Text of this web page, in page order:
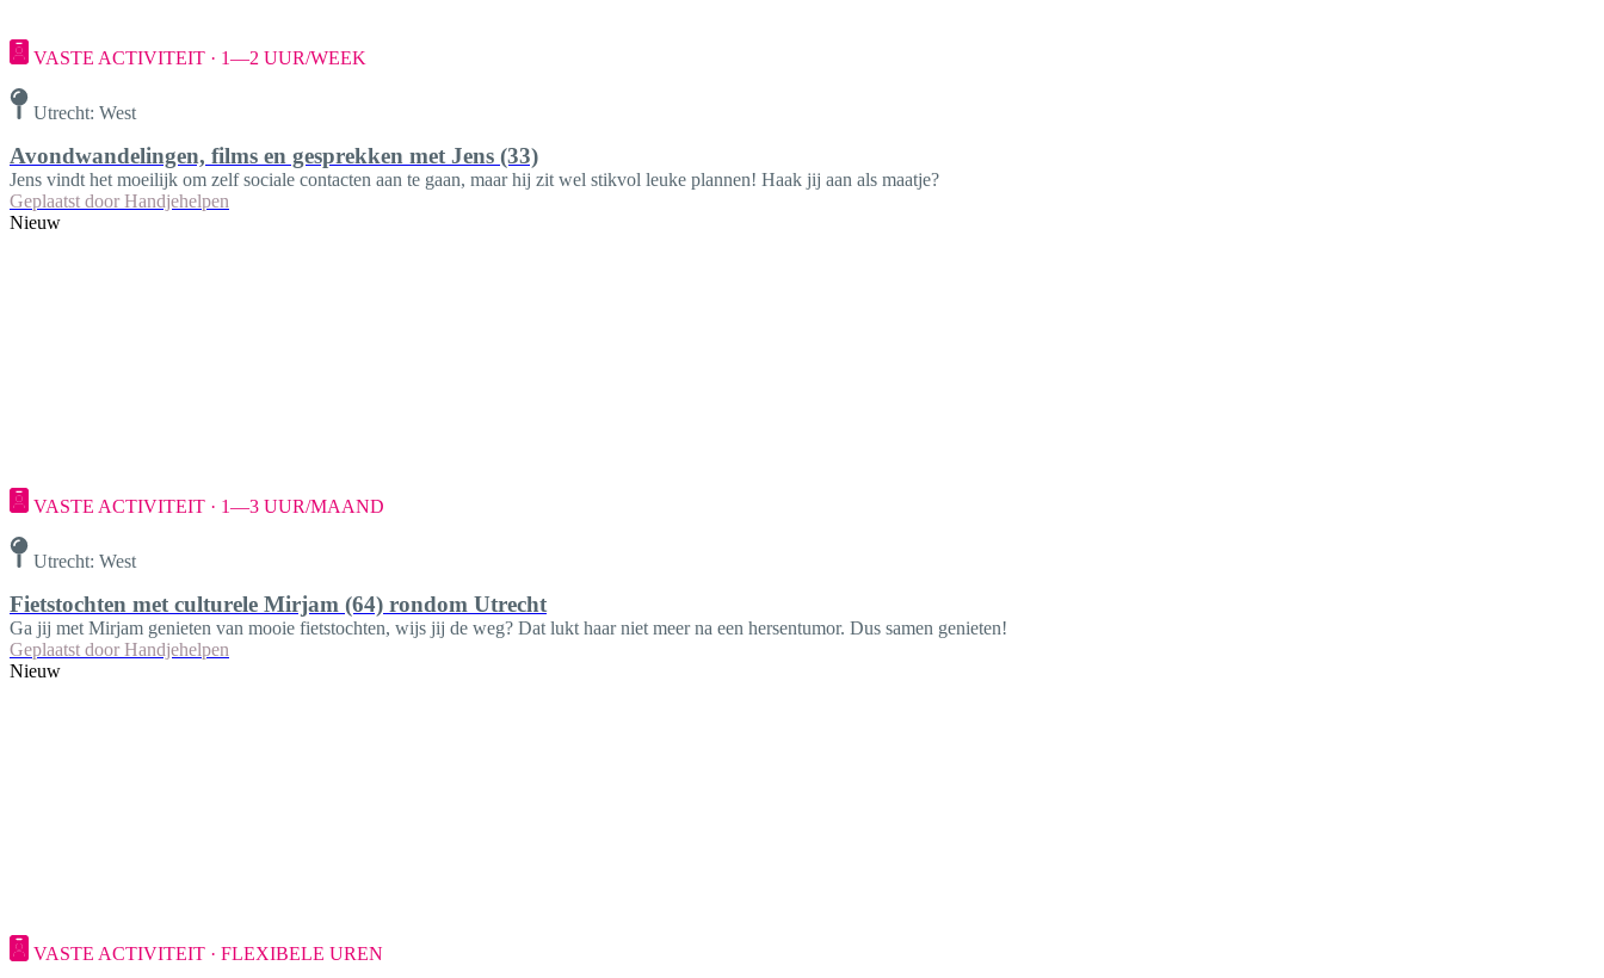
VASTE ACTIVITEIT · 1—2 UUR/WEEK
Utrecht: West
Avondwandelingen, films en gesprekken met Jens (33)
Jens vindt het moeilijk om zelf sociale contacten aan te gaan, maar hij zit wel stikvol leuke plannen! Haak jij aan als maatje?
Geplaatst door Handjehelpen
Nieuw
VASTE ACTIVITEIT · 1—3 UUR/MAAND
Utrecht: West
Fietstochten met culturele Mirjam (64) rondom Utrecht
Ga jij met Mirjam genieten van mooie fietstochten, wijs jij de weg? Dat lukt haar niet meer na een hersentumor. Dus samen genieten!
Geplaatst door Handjehelpen
Nieuw
VASTE ACTIVITEIT · FLEXIBELE UREN